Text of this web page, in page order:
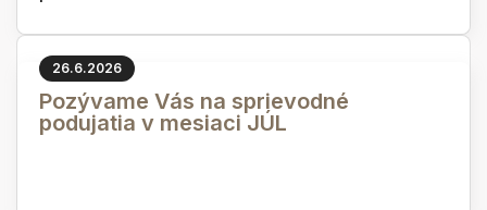
26.6.2026
Pozývame Vás na sprievodné
podujatia v mesiaci JÚL